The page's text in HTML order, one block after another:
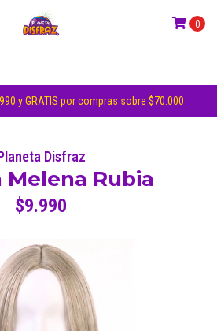
y GRATIS por compras sobre $70.000
0
Disfraz
Melena Rubia
$9.990